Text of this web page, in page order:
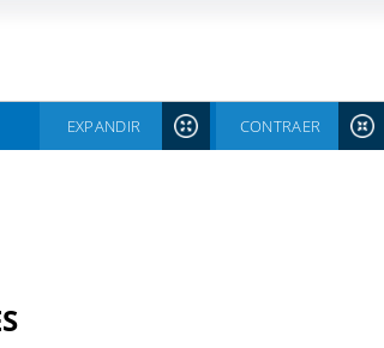
CONTRAER
EXPANDIR